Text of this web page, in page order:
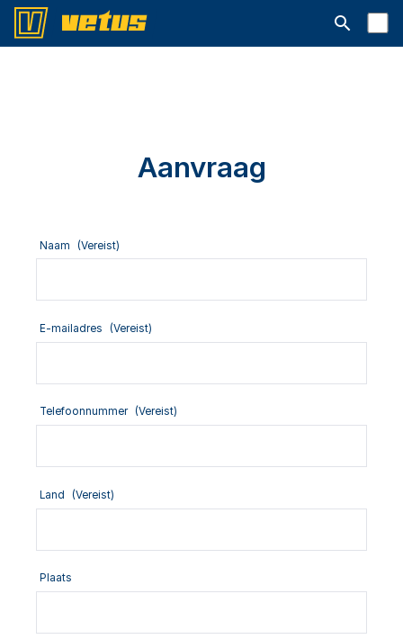
Open
Aanvraag
Naam (Vereist)
E-mailadres (Vereist)
Telefoonnummer (Vereist)
Land (Vereist)
Plaats